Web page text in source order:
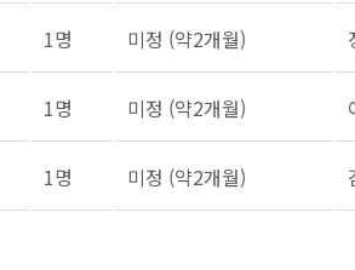
1명 미정 (약2개월)
1명 미정 (약2개월)
1명 미정 (약2개월)